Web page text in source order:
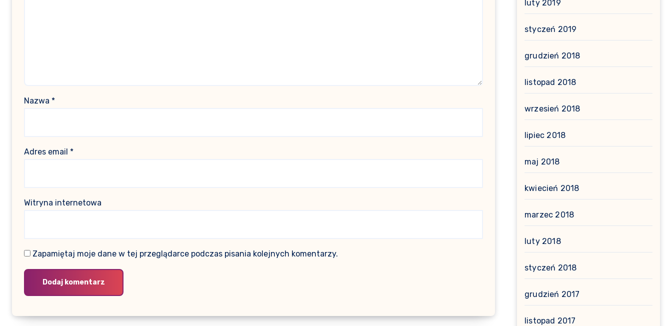
Nazwa *
Adres email *
Witryna internetowa
Zapamiętaj moje dane w tej przeglądarce podczas pisania kolejnych komentarzy.
luty 2019
styczeń 2019
grudzień 2018
listopad 2018
wrzesień 2018
lipiec 2018
maj 2018
kwiecień 2018
marzec 2018
luty 2018
styczeń 2018
grudzień 2017
listopad 2017